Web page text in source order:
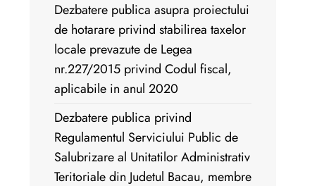
Dezbatere publica asupra proiectului
de hotarare privind stabilirea taxelor
locale prevazute de Legea
nr.227/2015 privind Codul fiscal,
aplicabile in anul 2020
Dezbatere publica privind
Regulamentul Serviciului Public de
Salubrizare al Unitatilor Administrativ
Teritoriale din Judetul Bacau, membre